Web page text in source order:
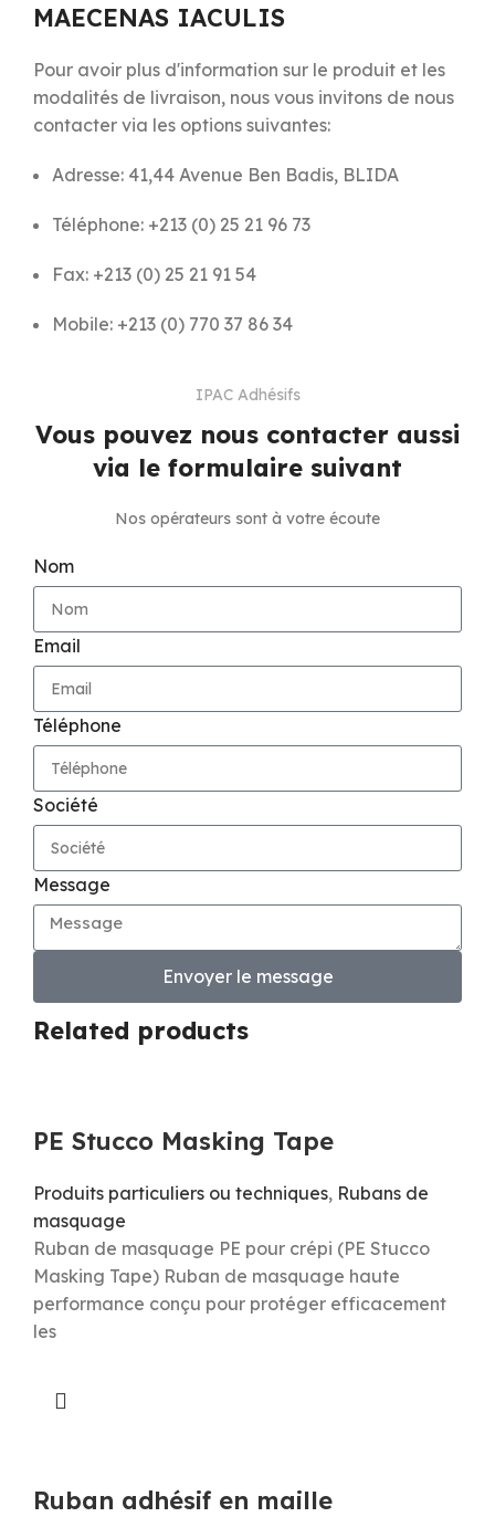
MAECENAS IACULIS
Pour avoir plus d'information sur le produit et les
modalités de livraison, nous vous invitons de nous
contacter via les options suivantes:
Adresse: 41,44 Avenue Ben Badis, BLIDA
Téléphone: +213 (0) 25 21 96 73
Fax: +213 (0) 25 21 91 54
Mobile: +213 (0) 770 37 86 34
IPAC Adhésifs
Vous pouvez nous contacter aussi
via le formulaire suivant
Nos opérateurs sont à votre écoute
Nom
Email
Téléphone
Société
Message
Envoyer le message
Related products
PE Stucco Masking Tape
Produits particuliers ou techniques, Rubans de
masquage
Ruban de masquage PE pour crépi (PE Stucco
Masking Tape) Ruban de masquage haute
performance conçu pour protéger efficacement
les
Ruban adhésif en maille